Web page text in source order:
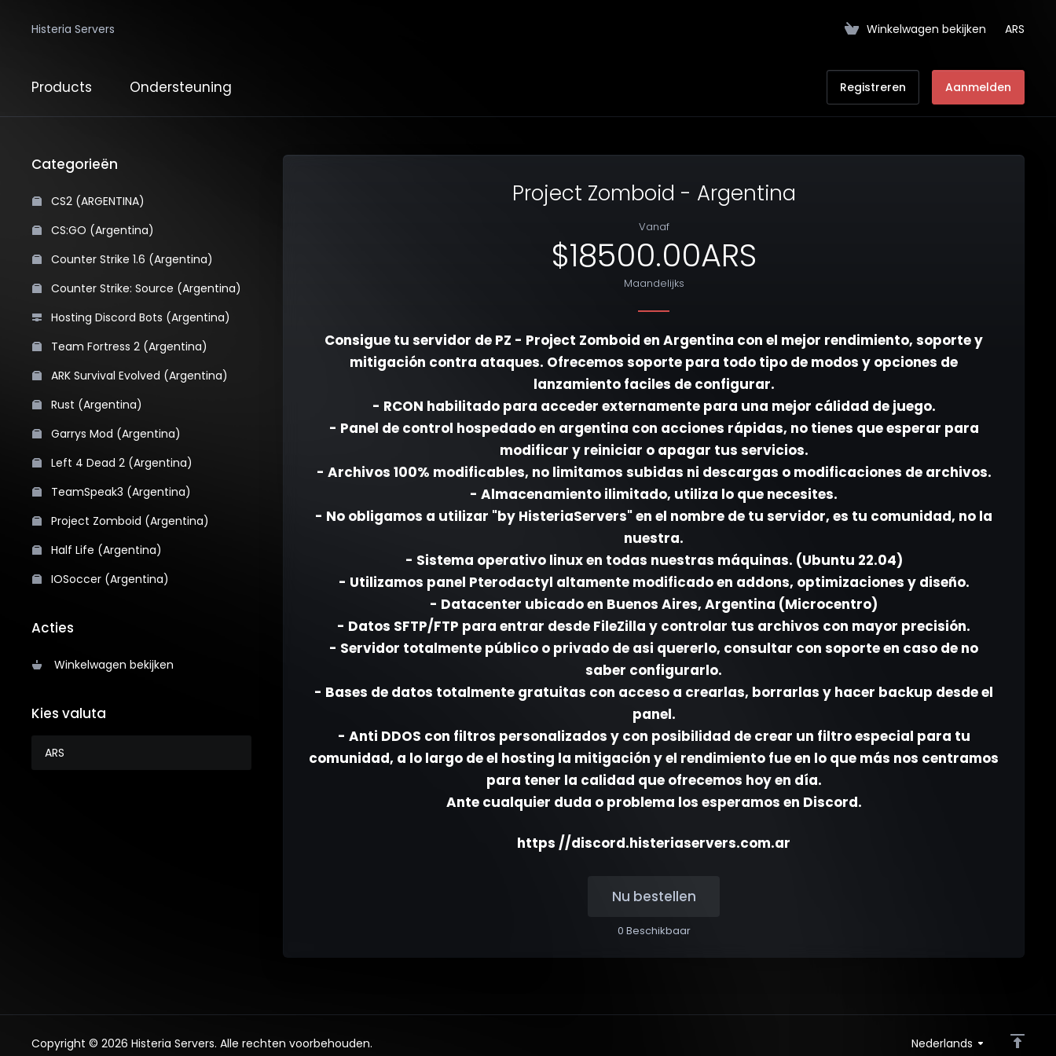
Histeria Servers Winkelwagen bekijken ARS
Products Ondersteuning Registreren Aanmelden
Categorieën
CS2 (ARGENTINA)
CS:GO (Argentina)
Counter Strike 1.6 (Argentina)
Counter Strike: Source (Argentina)
Hosting Discord Bots (Argentina)
Team Fortress 2 (Argentina)
ARK Survival Evolved (Argentina)
Rust (Argentina)
Garrys Mod (Argentina)
Left 4 Dead 2 (Argentina)
TeamSpeak3 (Argentina)
Project Zomboid (Argentina)
Half Life (Argentina)
IOSoccer (Argentina)
Acties
Winkelwagen bekijken
Kies valuta
Project Zomboid - Argentina
Vanaf
$18500.00ARS
Maandelijks
https //discord.histeriaservers.com.ar
Consigue tu servidor de PZ - Project Zomboid en Argentina con el mejor rendimiento, soporte y
mitigación contra ataques. Ofrecemos soporte para todo tipo de modos y opciones de
lanzamiento faciles de configurar.
- RCON habilitado para acceder externamente para una mejor cálidad de juego.
- Panel de control hospedado en argentina con acciones rápidas, no tienes que esperar para
modificar y reiniciar o apagar tus servicios.
- Archivos 100% modificables, no limitamos subidas ni descargas o modificaciones de archivos.
- Almacenamiento ilimitado, utiliza lo que necesites.
- No obligamos a utilizar "by HisteriaServers" en el nombre de tu servidor, es tu comunidad, no la
nuestra.
- Sistema operativo linux en todas nuestras máquinas. (Ubuntu 22.04)
- Utilizamos panel Pterodactyl altamente modificado en addons, optimizaciones y diseño.
- Datacenter ubicado en Buenos Aires, Argentina (Microcentro)
- Datos SFTP/FTP para entrar desde FileZilla y controlar tus archivos con mayor precisión.
- Servidor totalmente público o privado de asi quererlo, consultar con soporte en caso de no
saber configurarlo.
- Bases de datos totalmente gratuitas con acceso a crearlas, borrarlas y hacer backup desde el
panel.
- Anti DDOS con filtros personalizados y con posibilidad de crear un filtro especial para tu
comunidad, a lo largo de el hosting la mitigación y el rendimiento fue en lo que más nos centramos
para tener la calidad que ofrecemos hoy en día.
Ante cualquier duda o problema los esperamos en Discord.
Nu bestellen
0 Beschikbaar
Copyright © 2026 Histeria Servers. Alle rechten voorbehouden. Nederlands